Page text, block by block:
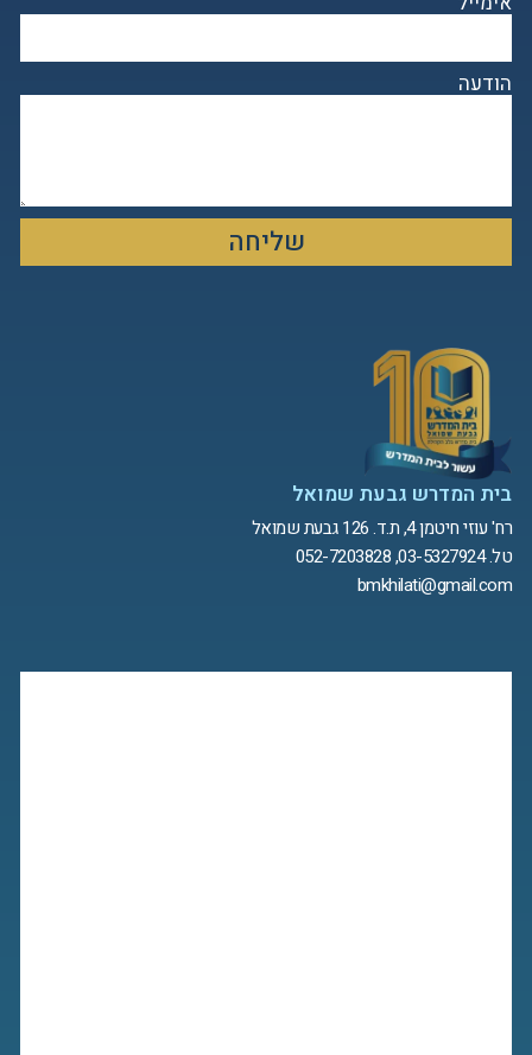
הודעה
שליחה
בית המדרש גבעת שמואל
רח' עוזי חיטמן 4, ת.ד. 126 גבעת שמואל
טל. 03-5327924, 052-7203828
bmkhilati@gmail.com